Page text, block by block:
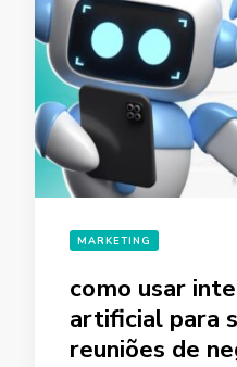
MARKETING
como usar
artificial para
reuniões de